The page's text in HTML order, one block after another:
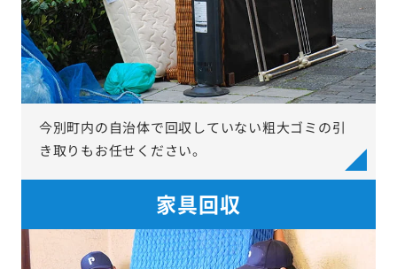
今別町内の自治体で回収していない粗大ゴミの引
き取りもお任せください。
家具回収